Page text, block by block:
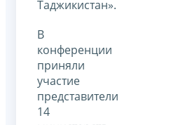
Таджикистан».
В
конференции
приняли
участие
представители
14